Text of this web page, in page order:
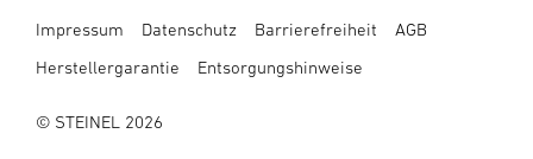
Impressum Datenschutz Barrierefreiheit
AGB
Herstellergarantie
Entsorgungshinweise
© STEINEL 2026